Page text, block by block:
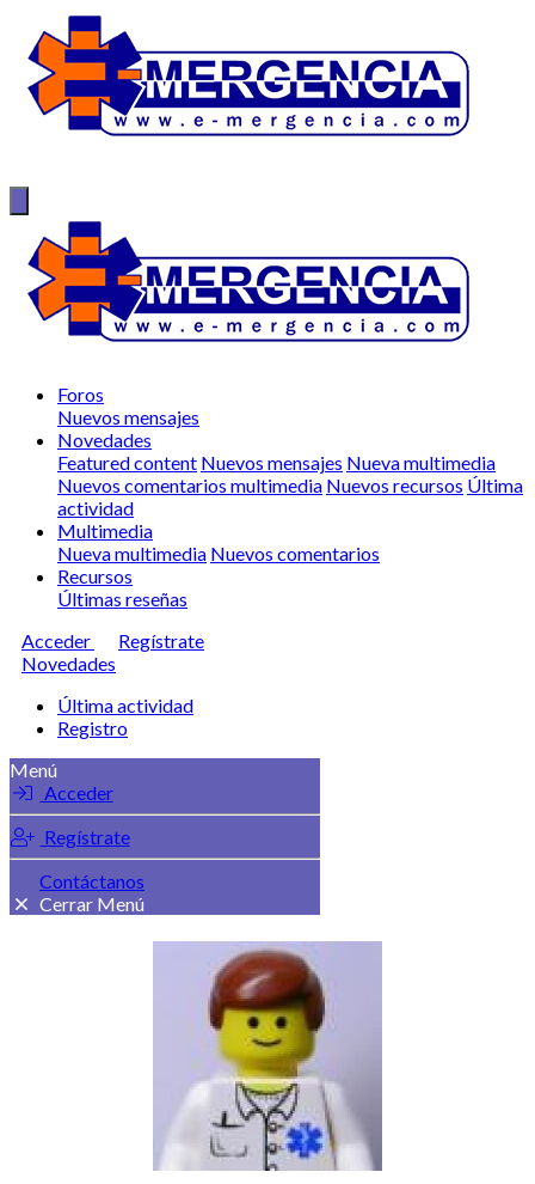
Foros
Nuevos mensajes
Novedades
Featured content Nuevos mensajes Nueva multimedia
Nuevos comentarios multimedia Nuevos recursos Última
actividad
Multimedia
Nueva multimedia Nuevos comentarios
Recursos
Últimas reseñas
Acceder
Regístrate
Novedades
Última actividad
Registro
Menú
Acceder
Regístrate
Contáctanos
Cerrar Menú